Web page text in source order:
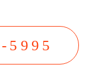
5995